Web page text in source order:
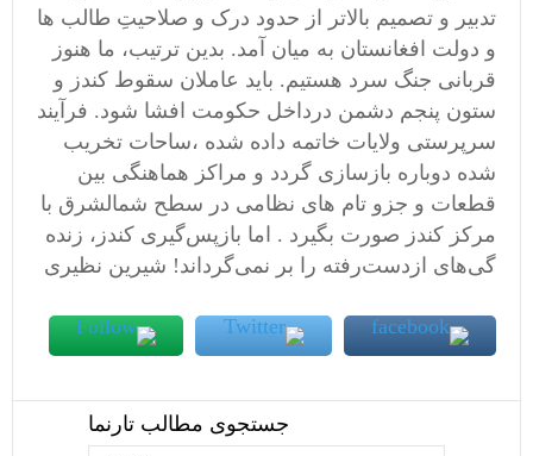
تدبیر و تصمیم بالاتر از حدود درک و صلاحیتِ طالب ها
و دولت افغانستان به میان آمد. بدین ترتیب، ما هنوز
قربانی جنگ سرد هستیم. باید عاملان سقوط کندز و
ستون پنجم دشمن درداخل حکومت افشا شود. فرآیند
سرپرستى ولايات خاتمه داده شده ،ساحات تخريب
شده دوباره بازسازى گردد و مراکز هماهنگى بين
قطعات و جزو تام هاى نظامى در سطح شمالشرق با
مرکز کندز صورت بگيرد . اما بازپس‌گیری کندز، زنده
گی‌های ازدست‌رفته را بر نمی‌گرداند! شیرین نظیری
جستجوی مطالب تارنما